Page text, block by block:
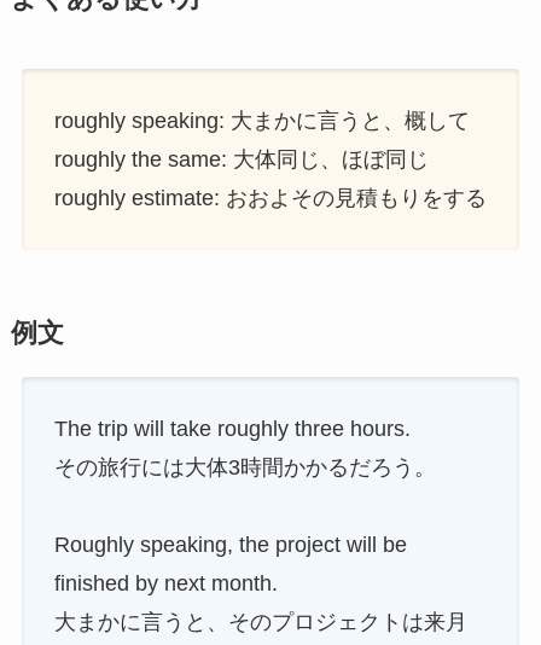
roughly speaking: 大まかに言うと、概して
roughly the same: 大体同じ、ほぼ同じ
roughly estimate: おおよその見積もりをする
例文
The trip will take roughly three hours.
その旅行には大体3時間かかるだろう。
Roughly speaking, the project will be
finished by next month.
大まかに言うと、そのプロジェクトは来月